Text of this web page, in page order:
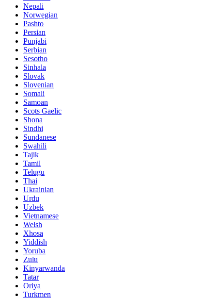
Nepali
Norwegian
Pashto
Persian
Punjabi
Serbian
Sesotho
Sinhala
Slovak
Slovenian
Somali
Samoan
Scots Gaelic
Shona
Sindhi
Sundanese
Swahili
Tajik
Tamil
Telugu
Thai
Ukrainian
Urdu
Uzbek
Vietnamese
Welsh
Xhosa
Yiddish
Yoruba
Zulu
Kinyarwanda
Tatar
Oriya
Turkmen